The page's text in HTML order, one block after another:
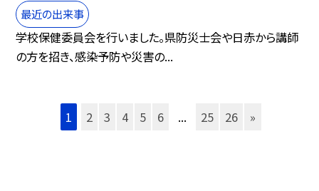
最近の出来事
学校保健委員会を行いました。県防災士会や日赤から講師
の方を招き、感染予防や災害の...
1 2 3 4 5 6 ... 25 26 »